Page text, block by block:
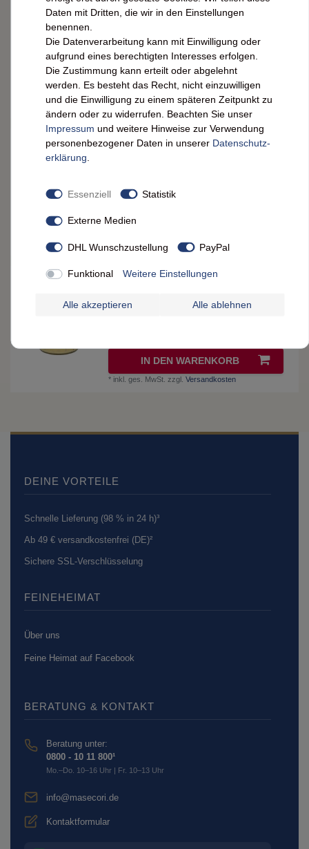
HØST SVAMPE Mayo: Vegane Pilz-Mayonnaise
mit Hafermilch & Sonnenblumenöl
5,90 € *
IN DEN WARENKORB
*inkl. ges. MwSt.zzgl.Versandkosten
Maille Mayonnaise Fine: Französische Feinkost
im 320g-Glas - Genuss pur!
5,69 € *
inkl. ges. MwSt. zzgl.Versandkosten
Maille Mayonnaise Fins Gourmets:
IN DEN WARENKORB
* inkl. ges. MwSt. zzgl.Versandkosten
DEINE VORTEILE
Schnelle Lieferung (98 % in 24 h)³
Ab 49 € versandkostenfrei (DE)²
Sichere SSL-Verschlüsselung
FEINEHEIMAT
Über uns
Feine Heimat auf Facebook
BERATUNG & KONTAKT
Beratung unter:
0800 - 10 11 800¹
Mo.–Do. 10–16 Uhr | Fr. 10–13 Uhr
info@masecori.de
Kontaktformular
Daten mit Dritten, die wir in den Einstellungen
benennen.
Die Datenverarbeitung kann mit Einwilligung oder
aufgrund eines berechtigten Interesses erfolgen.
Die Zustimmung kann erteilt oder abgelehnt
werden. Es besteht das Recht, nicht einzuwilligen
und die Einwilligung zu einem späteren Zeitpunkt zu
ändern oder zu widerrufen. Beachten Sie unser
Impressum und weitere Hinweise zur Verwendung
personenbezogener Daten in unserer Daten­schutz­
erklärung
Essenziell Statistik
Externe Medien
DHL Wunschzustellung PayPal
Funktional Weitere Einstellungen
Alle akzeptieren Alle ablehnen